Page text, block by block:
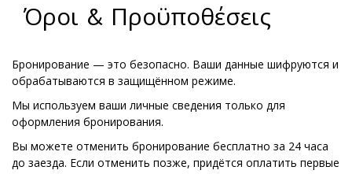
Όροι & Προϋποθέσεις
Бронирование — это безопасно. Ваши данные шифруются и
обрабатываются в защищённом режиме.
Мы используем ваши личные сведения только для
оформления бронирования.
Вы можете отменить бронирование бесплатно за 24 часа
до заезда. Если отменить позже, придётся оплатить первые